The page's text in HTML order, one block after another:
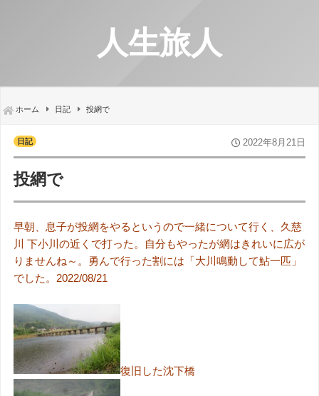
人生旅人
ホーム 日記 投網で
日記 2022年8月21日
投網で
早朝、息子が投網をやるというので一緒について行く、久慈
川 下小川の近くで打った。自分もやったが網はきれいに広が
りませんね～。勇んで行った割には「大川鳴動して鮎一匹」
でした。2022/08/21
復旧した沈下橋